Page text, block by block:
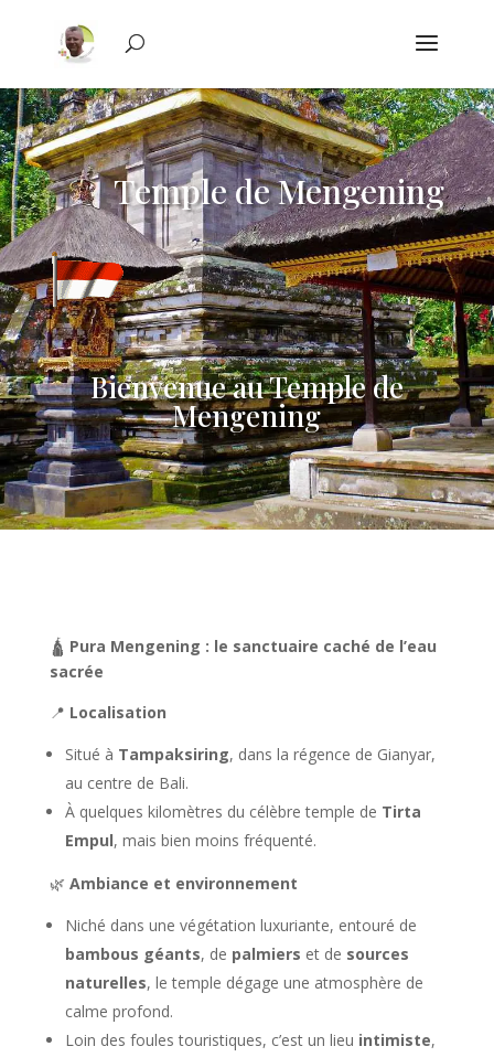
Temple de Mengening
Bienvenue au Temple de
Mengening
🛕 Pura Mengening : le sanctuaire caché de l’eau
sacrée
📍 Localisation
Situé à Tampaksiring, dans la régence de Gianyar,
au centre de Bali.
À quelques kilomètres du célèbre temple de Tirta
Empul, mais bien moins fréquenté.
🌿 Ambiance et environnement
Niché dans une végétation luxuriante, entouré de
bambous géants, de palmiers et de sources
naturelles, le temple dégage une atmosphère de
calme profond.
Loin des foules touristiques, c’est un lieu intimiste,